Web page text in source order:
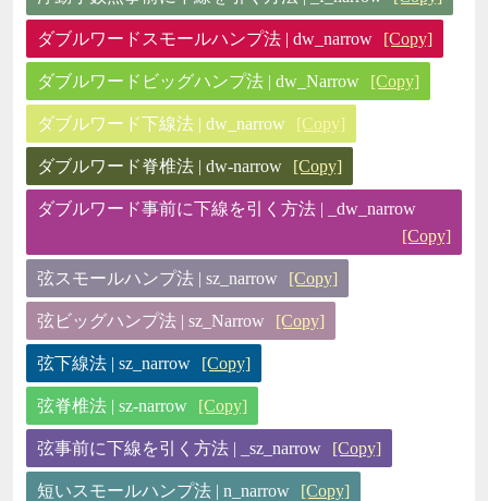
ダブルワードスモールハンプ法 | dw_narrow [Copy]
ダブルワードビッグハンプ法 | dw_Narrow [Copy]
ダブルワード下線法 | dw_narrow [Copy]
ダブルワード脊椎法 | dw-narrow [Copy]
ダブルワード事前に下線を引く方法 | _dw_narrow
[Copy]
弦スモールハンプ法 | sz_narrow [Copy]
弦ビッグハンプ法 | sz_Narrow [Copy]
弦下線法 | sz_narrow [Copy]
弦脊椎法 | sz-narrow [Copy]
弦事前に下線を引く方法 | _sz_narrow [Copy]
短いスモールハンプ法 | n_narrow [Copy]